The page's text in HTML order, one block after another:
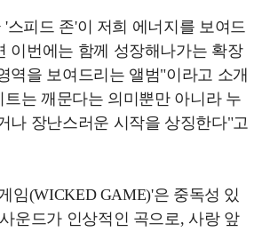
스피드 존'이 저희 에너지를 보여드
이번에는 함께 성장해나가는 확장
역을 보여드리는 앨범"이라고 소개
는 깨문다는 의미뿐만 아니라 누
나 장난스러운 시작을 상징한다"고
임(WICKED GAME)'은 중독성 있
운드가 인상적인 곡으로, 사랑 앞